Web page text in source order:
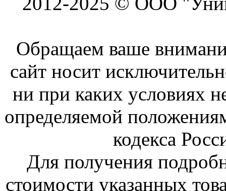
Обращаем ваше
сайт носит
ни при каких условиях
определяемой
кодекса
Для получения
стоимости указанных